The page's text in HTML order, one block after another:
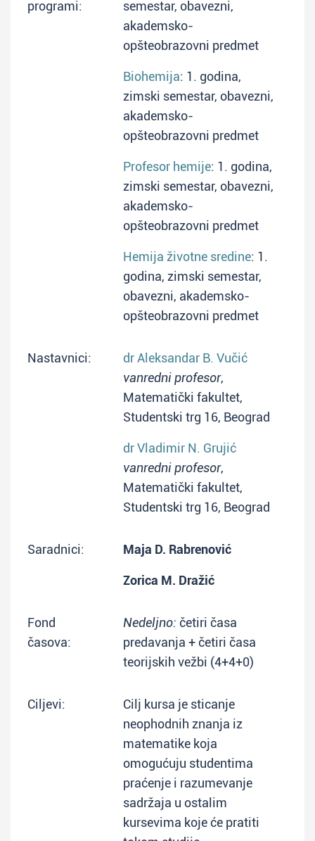
programi:
semestar, obavezni,
akademsko-
opšteobrazovni predmet
Biohemija: 1. godina,
zimski semestar, obavezni,
akademsko-
opšteobrazovni predmet
Profesor hemije: 1. godina,
zimski semestar, obavezni,
akademsko-
opšteobrazovni predmet
Hemija životne sredine: 1.
godina, zimski semestar,
obavezni, akademsko-
opšteobrazovni predmet
Nastavnici:
dr Aleksandar B. Vučić
vanredni profesor,
Matematički fakultet,
Studentski trg 16, Beograd
dr Vladimir N. Grujić
vanredni profesor,
Matematički fakultet,
Studentski trg 16, Beograd
Saradnici: Maja D. Rabrenović
Zorica M. Dražić
Fond
časova:
Nedeljno: četiri časa
predavanja + četiri časa
teorijskih vežbi (4+4+0)
Ciljevi:
Cilj kursa je sticanje
neophodnih znanja iz
matematike koja
omogućuju studentima
praćenje i razumevanje
sadržaja u ostalim
kursevima koje će pratiti